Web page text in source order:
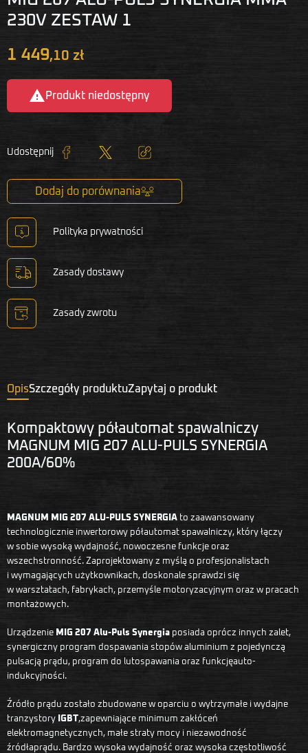
230V ZESTAW 1
1 449,10 zł
 Produkt niedostępny
Udostępnij
Dodaj do porównania
Polityka prywatności
Zasady dostawy
Zasady zwrotu
OpisSzczegóły produktuZapytaj o produkt
Kompaktowy półautomat spawalniczy
MAGNUM MIG 207 ALU-PULS SYNERGIA
200A/60%
MAGNUM MIG 207 ALU-PULS SYNERGIA to zaawansowany
technologicznie inwertorowy półautomat spawalniczy, który łączy
w sobie wysoką wydajność, nowoczesne funkcje oraz
wszechstronność. Zaprojektowany z myślą o profesjonalistach
i wymagających użytkownikach, doskonale sprawdzi się
w warsztatach, fabrykach, przemyśle motoryzacyjnym oraz w pracach
montażowych.
Urządzenie MIG 207 Alu-Puls Synergia posiada oprócz innych zalet,
synergiczny program dospawania stopów aluminium z pojedynczą
pulsacją prądu, program do lutospawania oraz funkcjęauto-
indukcyjności.
Źródło prądu zostało zbudowane w oparciu o wytrzymałe i wydajne
tranzystory IGBT,zapewniające minimum zakłóceń
elektromagnetycznych, małe straty mocy i niezawodność
źródłaprądu. Bardzo wysoka wydajność oraz wysoka częstotliwość